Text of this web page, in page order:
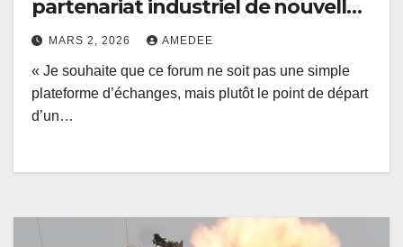
partenariat industriel de nouvelle
génération basé sur la
transformation
MARS 2, 2026 AMEDEE
« Je souhaite que ce forum ne soit pas une simple
plateforme d’échanges, mais plutôt le point de départ
d’un…